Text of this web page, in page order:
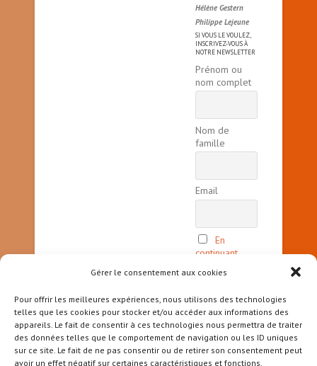
Gérer le consentement aux cookies
Pour offrir les meilleures expériences, nous utilisons des technologies
telles que les cookies pour stocker et/ou accéder aux informations des
appareils. Le fait de consentir à ces technologies nous permettra de traiter
des données telles que le comportement de navigation ou les ID uniques
sur ce site. Le fait de ne pas consentir ou de retirer son consentement peut
avoir un effet négatif sur certaines caractéristiques et fonctions.
Hélène Gestern
Philippe Lejeune
SI VOUS LE VOULEZ,
INSCRIVEZ-VOUS À
NOTRE NEWSLETTER
Prénom ou
nom complet
Nom de
famille
Email
En
continuant,
la politique
confidentialité